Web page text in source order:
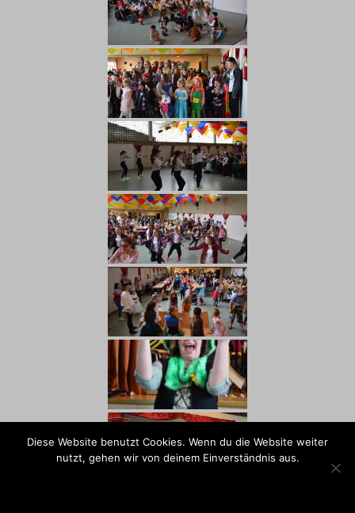
Diese Website benutzt Cookies. Wenn du die Website weiter
nutzt, gehen wir von deinem Einverständnis aus.